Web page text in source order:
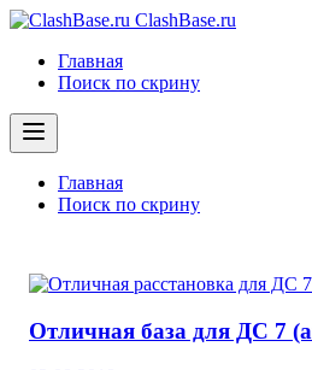
ClashBase.ru
Главная
Поиск по скрину
Главная
Поиск по скрину
Отличная база для ДС 7